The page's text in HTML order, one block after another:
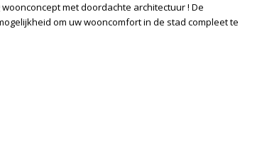
met doordachte architectuur ! De
om uw wooncomfort in de stad compleet te